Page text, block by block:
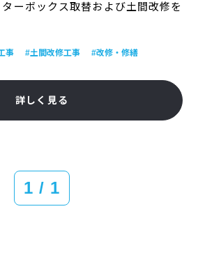
ーボックス取替および土間改修を
事 #土間改修工事 #改修・修繕
詳しく見る
1 / 1